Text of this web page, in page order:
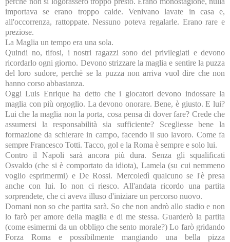
importava se erano troppo calde. Venivano lavate in casa e,
all'occorrenza, rattoppate. Nessuno poteva regalarle. Erano rare e
preziose.
La Maglia un tempo era una sola.
Quindi no, tifosi, i nostri ragazzi sono dei privilegiati e devono
ricordarlo ogni giorno. Devono strizzare la maglia e sentire la puzza
del loro sudore, perchè se la puzza non arriva vuol dire che non
hanno corso abbastanza.
Oggi Luis Enrique ha detto che i giocatori devono indossare la
maglia con più orgoglio. La devono onorare. Bene, è giusto. E lui?
Lui che la maglia non la porta, cosa pensa di dover fare? Crede che
assumersi la responsabilità sia sufficiente? Scegliesse bene la
formazione da schierare in campo, facendo il suo lavoro. Come fa
sempre Francesco Totti. Tacco, gol e la Roma è sempre e solo lui.
Contro il Napoli sarà ancora più dura. Senza gli squalificati
Osvaldo (che si è comportato da idiota), Lamela (su cui nemmeno
voglio esprimermi) e De Rossi. Mercoledì qualcuno se l'è presa
anche con lui. Io non ci riesco. All'andata ricordo una partita
sorprendete, che ci aveva illuso d'iniziare un percorso nuovo.
Domani non so che partita sarà. So che non andrò allo stadio e non
lo farò per amore della maglia e di me stessa. Guarderò la partita
(come esimermi da un obbligo che sento morale?) Lo farò gridando
Forza Roma e possibilmente mangiando una bella pizza